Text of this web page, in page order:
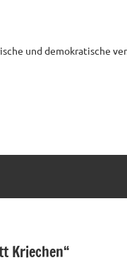
und demokratische
Kriechen“